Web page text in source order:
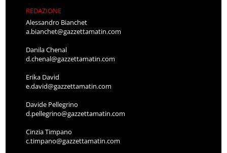
REDAZIONE
Alessandro Bianchet
a.bianchet@gazzettamatin.com
Danila Chenal
d.chenal@gazzettamatin.com
Erika David
e.david@gazzettamatin.com
Davide Pellegrino
d.pellegrino@gazzettamatin.com
Cinzia Timpano
c.timpano@gazzettamatin.com